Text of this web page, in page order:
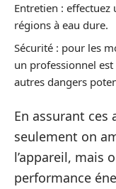
Entretien :
régions à eau dure.
Sécurité : pour les
un professionnel
autres dangers
En assurant ces
seulement on
l’appareil, mais
performance